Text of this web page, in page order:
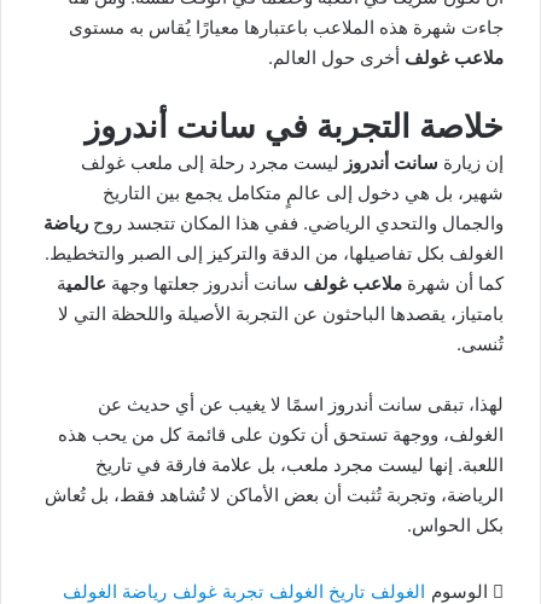
جاءت شهرة هذه الملاعب باعتبارها معيارًا يُقاس به مستوى
ملاعب غولف أخرى حول العالم.
خلاصة التجربة في سانت أندروز
إن زيارة سانت أندروز ليست مجرد رحلة إلى ملعب غولف
شهير، بل هي دخول إلى عالمٍ متكامل يجمع بين التاريخ
والجمال والتحدي الرياضي. ففي هذا المكان تتجسد روح رياضة
الغولف بكل تفاصيلها، من الدقة والتركيز إلى الصبر والتخطيط.
كما أن شهرة ملاعب غولف سانت أندروز جعلتها وجهة عالمية
بامتياز، يقصدها الباحثون عن التجربة الأصيلة واللحظة التي لا
تُنسى.
لهذا، تبقى سانت أندروز اسمًا لا يغيب عن أي حديث عن
الغولف، ووجهة تستحق أن تكون على قائمة كل من يحب هذه
اللعبة. إنها ليست مجرد ملعب، بل علامة فارقة في تاريخ
الرياضة، وتجربة تُثبت أن بعض الأماكن لا تُشاهد فقط، بل تُعاش
بكل الحواس.
الوسوم الغولف تاريخ الغولف تجربة غولف رياضة الغولف